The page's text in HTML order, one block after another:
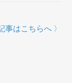
事はこちらへ 〉